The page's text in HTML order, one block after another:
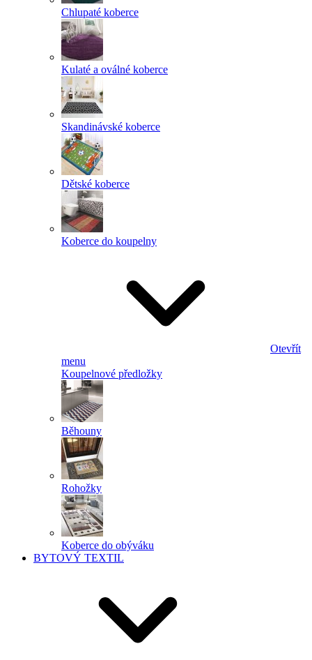
Chlupaté koberce
Kulaté a oválné koberce
Skandinávské koberce
Dětské koberce
Koberce do koupelny
Otevřít
menu
Koupelnové předložky
Běhouny
Rohožky
Koberce do obýváku
BYTOVÝ TEXTIL